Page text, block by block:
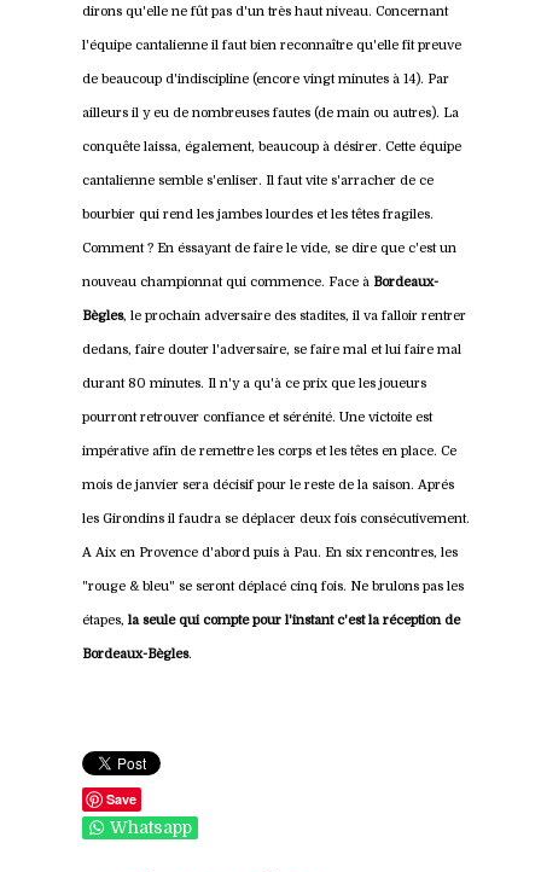
dirons qu'elle ne fût pas d'un très haut niveau. Concernant
l'équipe cantalienne il faut bien reconnaître qu'elle fit preuve
de beaucoup d'indiscipline (encore vingt minutes à 14). Par
ailleurs il y eu de nombreuses fautes (de main ou autres). La
conquête laissa, également, beaucoup à désirer. Cette équipe
cantalienne semble s'enliser. Il faut vite s'arracher de ce
bourbier qui rend les jambes lourdes et les têtes fragiles.
Comment ? En éssayant de faire le vide, se dire que c'est un
nouveau championnat qui commence. Face à Bordeaux-
Bègles, le prochain adversaire des stadites, il va falloir rentrer
dedans, faire douter l'adversaire, se faire mal et lui faire mal
durant 80 minutes. Il n'y a qu'à ce prix que les joueurs
pourront retrouver confiance et sérénité. Une victoite est
impérative afin de remettre les corps et les têtes en place. Ce
mois de janvier sera décisif pour le reste de la saison. Aprés
les Girondins il faudra se déplacer deux fois consécutivement.
A Aix en Provence d'abord puis à Pau. En six rencontres, les
"rouge & bleu" se seront déplacé cinq fois. Ne brulons pas les
étapes, la seule qui compte pour l'instant c'est la réception de
Bordeaux-Bègles.
Save
Whatsapp